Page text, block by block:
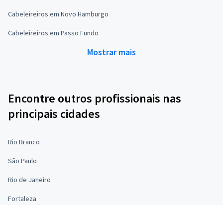
Cabeleireiros em Novo Hamburgo
Cabeleireiros em Passo Fundo
Mostrar mais
Encontre outros profissionais nas
principais cidades
Rio Branco
São Paulo
Rio de Janeiro
Fortaleza